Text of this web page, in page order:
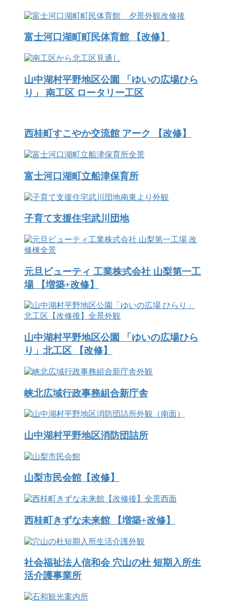
富士河口湖町町民体育館 【改修】
山中湖村平野地区公園 「ゆいの広場ひら
り」 南工区 ロータリー工区
西桂町すこやか交流館 アーク 【改修】
富士河口湖町立船津保育所
子育て支援住宅武川団地
元旦ビューティ 工業株式会社 山梨第一工
場 【増築+改修】
山中湖村平野地区公園 「ゆいの広場ひら
り」北工区 【改修】
峡北広域行政事務組合新庁舎
山中湖村平野地区消防団詰所
山梨市民会館【改修】
西桂町きずな未来館 【増築+改修】
社会福祉法人信和会 穴山の杜 短期入所生
活介護事業所